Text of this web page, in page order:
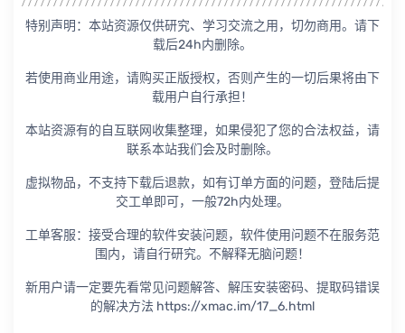
特别声明：本站资源仅供研究、学习交流之用，切勿商用。请下
载后24h内删除。
若使用商业用途，请购买正版授权，否则产生的一切后果将由下
载用户自行承担！
本站资源有的自互联网收集整理，如果侵犯了您的合法权益，请
联系本站我们会及时删除。
虚拟物品，不支持下载后退款，如有订单方面的问题，登陆后提
交工单即可，一般72h内处理。
工单客服：接受合理的软件安装问题，软件使用问题不在服务范
围内，请自行研究。不解释无脑问题！
新用户请一定要先看常见问题解答、解压安装密码、提取码错误
的解决方法 https://xmac.im/17_6.html